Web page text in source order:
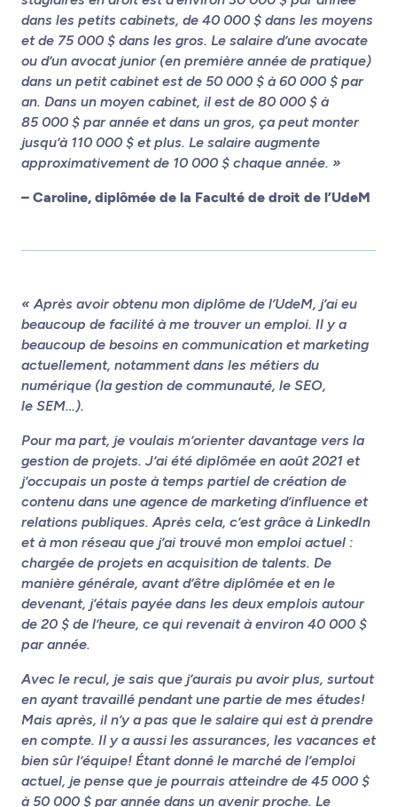
dans les petits cabinets, de 40 000 $ dans les moyens
et de 75 000 $ dans les gros. Le salaire d’une avocate
ou d’un avocat junior (en première année de pratique)
dans un petit cabinet est de 50 000 $ à 60 000 $ par
an. Dans un moyen cabinet, il est de 80 000 $ à
85 000 $ par année et dans un gros, ça peut monter
jusqu’à 110 000 $ et plus. Le salaire augmente
approximativement de 10 000 $ chaque année. »
– Caroline, diplômée de la Faculté de droit de l’UdeM
« Après avoir obtenu mon diplôme de l’UdeM, j’ai eu
beaucoup de facilité à me trouver un emploi. Il y a
beaucoup de besoins en communication et marketing
actuellement, notamment dans les métiers du
numérique (la gestion de communauté, le SEO,
le SEM…).
Pour ma part, je voulais m’orienter davantage vers la
gestion de projets. J’ai été diplômée en août 2021 et
j’occupais un poste à temps partiel de création de
contenu dans une agence de marketing d’influence et
relations publiques. Après cela, c’est grâce à LinkedIn
et à mon réseau que j’ai trouvé mon emploi actuel :
chargée de projets en acquisition de talents. De
manière générale, avant d’être diplômée et en le
devenant, j’étais payée dans les deux emplois autour
de 20 $ de l’heure, ce qui revenait à environ 40 000 $
par année.
Avec le recul, je sais que j’aurais pu avoir plus, surtout
en ayant travaillé pendant une partie de mes études!
Mais après, il n’y a pas que le salaire qui est à prendre
en compte. Il y a aussi les assurances, les vacances et
bien sûr l’équipe! Étant donné le marché de l’emploi
actuel, je pense que je pourrais atteindre de 45 000 $
à 50 000 $ par année dans un avenir proche. Le